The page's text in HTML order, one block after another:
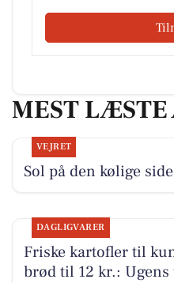
MEST
VEJRET
Sol på den kølige side
DAGLIGVARER
Friske kartofler til
brød til 12 kr.: